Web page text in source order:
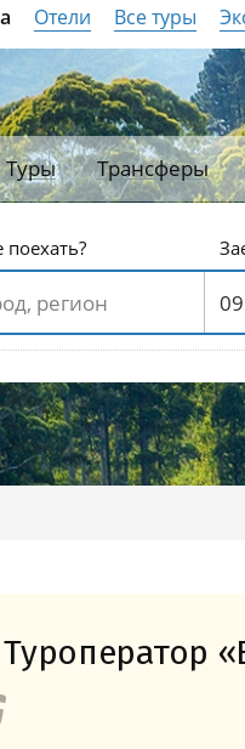
Отели Все туры
Туры Трансферы
поехать?
Туроператор